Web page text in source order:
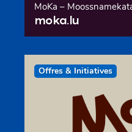
MoKa –
moka.lu
Offres & Initiatives